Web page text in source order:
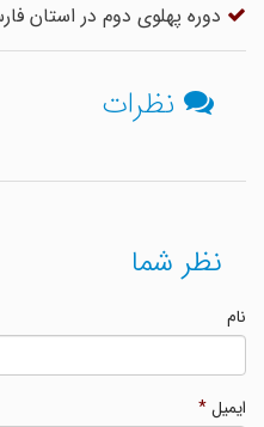
دوره پهلوی دوم در استان فارس
نظرات
نظر شما
ایمیل*